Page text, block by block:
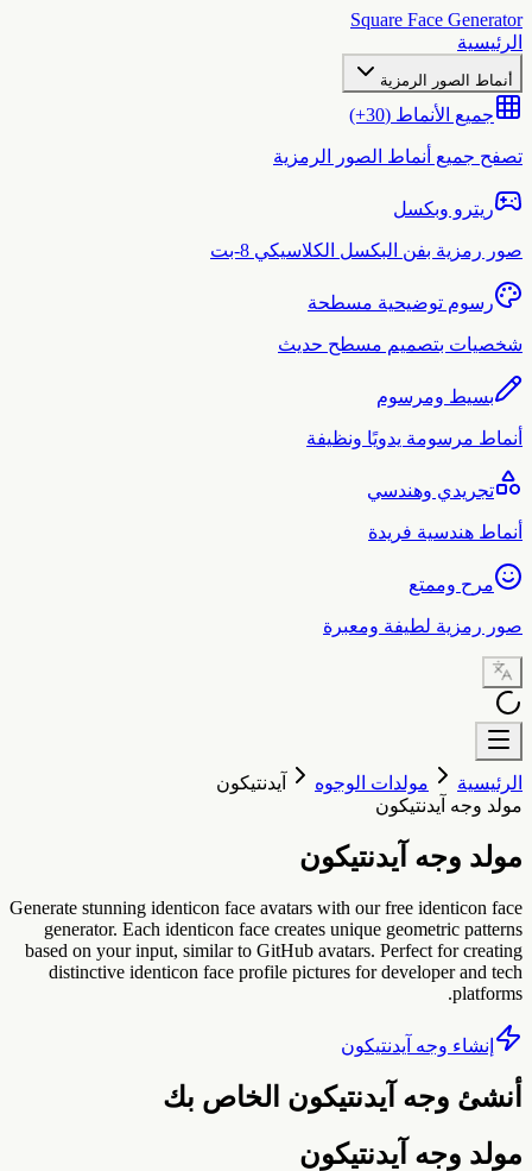
Square Face
أنماط الصور الرمزية
جميع الأنماط (30+)
جميع أنماط الصور الرمزية
ريترو وبكسل
رمزية بفن البكسل الكلاسيكي 8-بت
رسوم توضيحية مسطحة
بتصميم مسطح حديث
بسيط ومرسوم
مرسومة يدويًا ونظيفة
تجريدي وهندسي
هندسية فريدة
مرح وممتع
رمزية لطيفة ومعبرة
مولدات الوجوه
آيدنتيكون
وجه آيدنتيكون
وجه آيدنتيكون
Generate stunning identicon face avatars with our free identicon
generator. Each identicon face creates unique geometric
based on your input, similar to GitHub avatars. Perfect for
distinctive identicon face profile pictures for developer and
إنشاء وجه آيدنتيكون
وجه آيدنتيكون الخاص بك
وجه آيدنتيكون